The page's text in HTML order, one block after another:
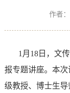
作者
1 月 18日，文
报专题讲座。本
级教授、博士生